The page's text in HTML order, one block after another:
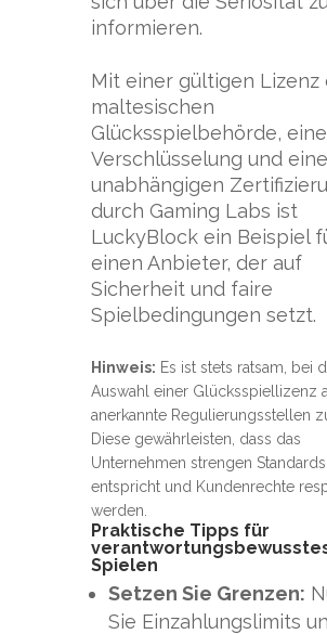
informieren.
Mit einer gültigen Lizenz
maltesischen
Glücksspielbehörde,
Verschlüsselung und
unabhängigen
durch Gaming Labs ist
LuckyBlock ein Beispiel
einen Anbieter, der auf
Sicherheit und faire
Spielbedingungen setzt.
Hinweis: Es ist stets ratsam, bei
Auswahl einer Glücksspiellizenz
anerkannte Regulierungsstellen
Diese gewährleisten, dass das
Unternehmen strengen Standards
entspricht und Kundenrechte
werden.
Praktische Tipps für
Spielen
Setzen Sie Grenzen:
Sie Einzahlungslimits